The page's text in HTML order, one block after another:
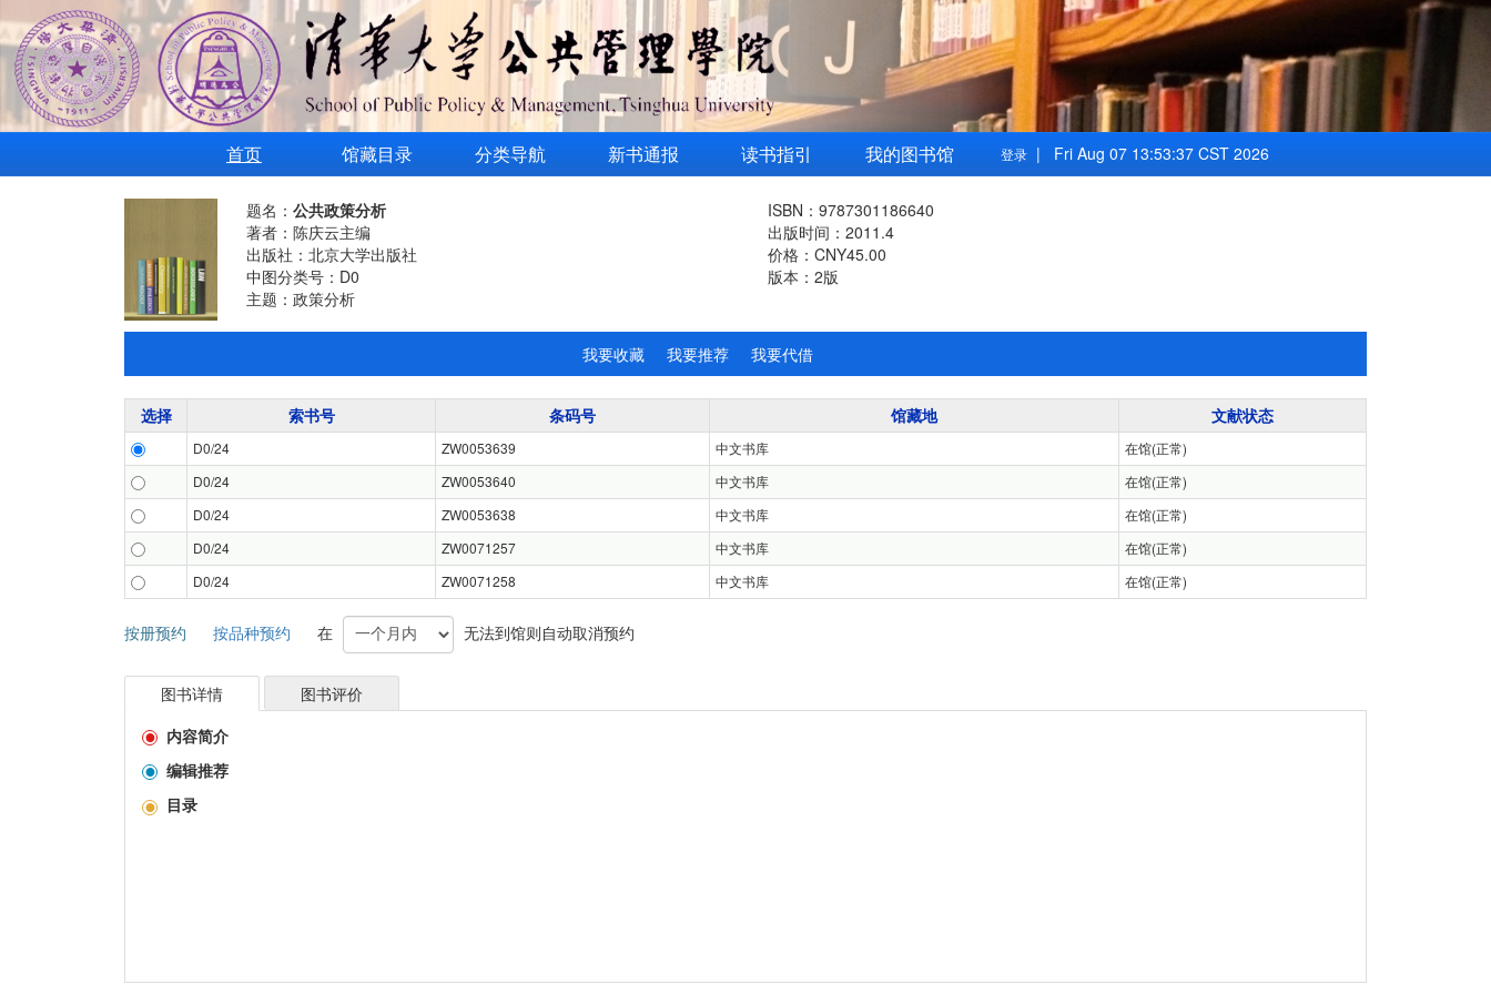
首页 馆藏目录 分类导航 新书通报 读书指引 我的图书馆 登录 | Fri Aug 07 13:53:37 CST 2026
题名： 公共政策分析
著者：陈庆云主编
出版社：北京大学出版社
中图分类号：D0
主题：政策分析
ISBN：9787301186640
出版时间：2011.4
价格：CNY45.00
版本：2版
我要收藏 我要推荐 我要代借
选择 索书号 条码号 馆藏地 文献状态
D0/24 ZW0053639 中文书库
在馆(正常)
D0/24
ZW0053640 中文书库
在馆(正常)
D0/24
ZW0053638 中文书库
在馆(正常)
D0/24
ZW0071257 中文书库
在馆(正常)
D0/24
ZW0071258 中文书库 在馆(正常)
按册预约 按品种预约 在 无法到馆则自动取消预约
图书详情
图书评价
内容简介
编辑推荐
目录